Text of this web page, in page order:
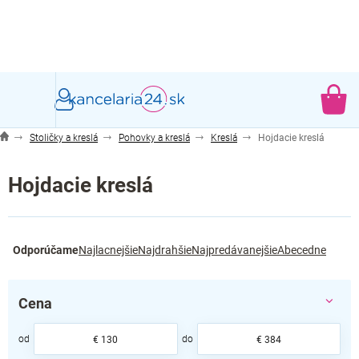
Stoličky a kreslá Pohovky a kreslá Kreslá Hojdacie kreslá
Hojdacie kreslá
a
n
e
OdporúčameNajlacnejšieNajdrahšieNajpredávanejšieAbecedne
Cena
€ 130 € 384